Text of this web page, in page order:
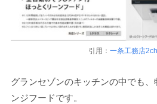
引用： 一条工務店
グランセゾンのキッチンの中でも
ンジフードです。